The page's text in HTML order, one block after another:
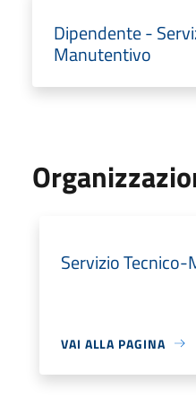
Dipendente -
Manutentivo
Servizio
VAI ALLA PAGINA